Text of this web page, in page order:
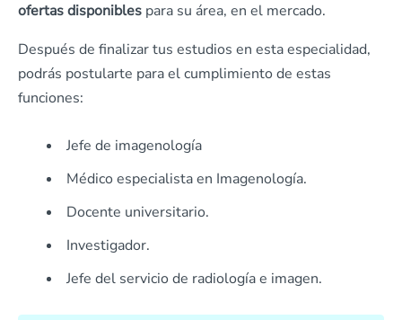
ofertas disponibles para su área, en el mercado.
Después de finalizar tus estudios en esta especialidad,
podrás postularte para el cumplimiento de estas
funciones:
Jefe de imagenología
Médico especialista en Imagenología.
Docente universitario.
Investigador.
Jefe del servicio de radiología e imagen.